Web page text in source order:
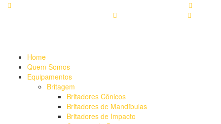
Home
Quem Somos
Equipamentos
Britagem
Britadores Cônicos
Britadores de Mandíbulas
Britadores de Impacto